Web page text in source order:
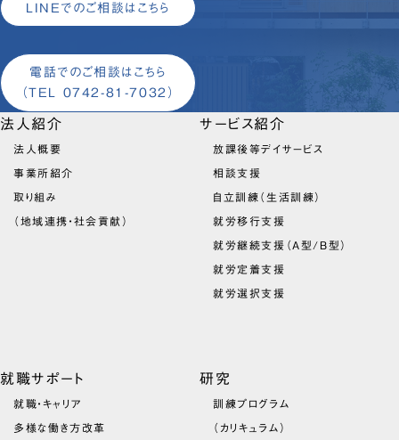
LINEでのご相談はこちら
電話でのご相談はこちら
（TEL 0742-81-7032）
法人紹介
法人概要
事業所紹介
取り組み
（地域連携・社会貢献）
サービス紹介
放課後等デイサービス
相談支援
自立訓練（生活訓練）
就労移行支援
就労継続支援（A型/B型）
就労定着支援
就労選択支援
就職サポート
就職・キャリア
多様な働き方改革
研究
訓練プログラム
（カリキュラム）